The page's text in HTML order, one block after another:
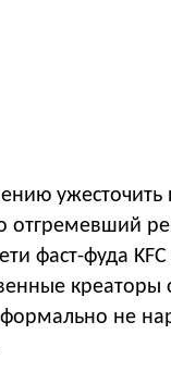
отгремевший
фаст-фуда
не